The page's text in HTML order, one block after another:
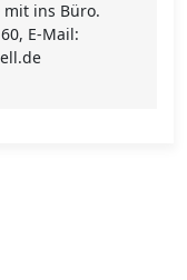
ins Büro.
E-Mail: